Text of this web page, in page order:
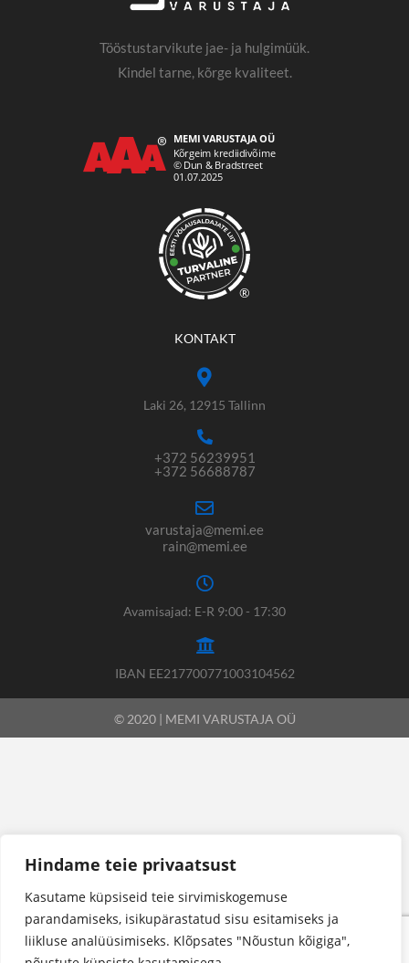
Hindame teie privaatsust
Kasutame küpsiseid teie sirvimiskogemuse
parandamiseks, isikupärastatud sisu esitamiseks ja
liikluse analüüsimiseks. Klõpsates "Nõustun kõigiga",
Tööstustarvikute jae- ja hulgimüük.
Kindel tarne, kõrge kvaliteet.
®
KONTAKT
Laki 26, 12915 Tallinn
+372 56239951
+372 56688787
varustaja@memi.ee
rain@memi.ee
Avamisajad: E-R 9:00 - 17:30
IBAN EE217700771003104562
© 2020 | MEMI VARUSTAJA OÜ